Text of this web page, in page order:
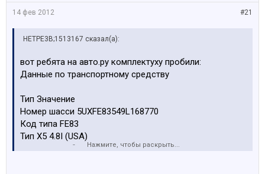
#21
14 фев 2012
HETPE3B;1513167 сказал(а):
вот ребята на авто.ру комплектуху пробили:
Данные по транспортному средству
Тип Значение
Номер шасси 5UXFE83549L168770
Код типа FE83
Тип X5 4.8I (USA)
E-серия E70 ()
Нажмите, чтобы раскрыть...